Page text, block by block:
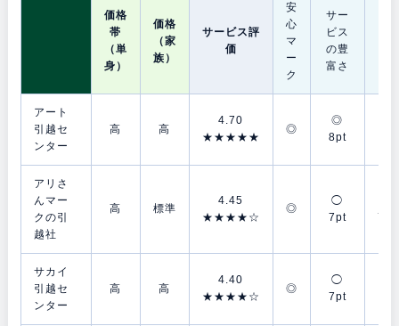
価格
帯
（単
身）
価格
（家
族）
サービス評
価
安
心
マ
ー
ク
サー
ビス
の豊
富さ
アート
引越セ
ンター
高 高
4.70
★★★★★
◎
◎
8pt
アリさ
んマー
クの引
越社
高 標準
4.45
★★★★☆
◎
◯
7pt
サカイ
引越セ
ンター
高 高
4.40
★★★★☆
◎
◯
7pt